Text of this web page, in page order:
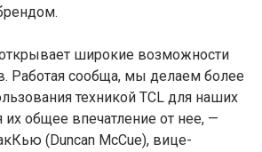
открывает широкие возможности
Работая сообща, мы делаем более
техникой TCL для наших
их общее впечатление от нее, —
(Duncan McCue), вице-